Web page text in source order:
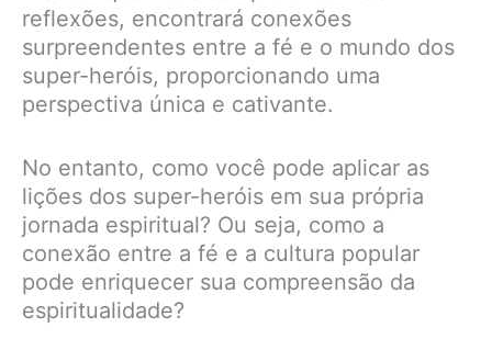
reflexões, encontrará conexões
surpreendentes entre a fé e o mundo dos
super-heróis, proporcionando uma
perspectiva única e cativante.
No entanto, como você pode aplicar as
lições dos super-heróis em sua própria
jornada espiritual? Ou seja, como a
conexão entre a fé e a cultura popular
pode enriquecer sua compreensão da
espiritualidade?